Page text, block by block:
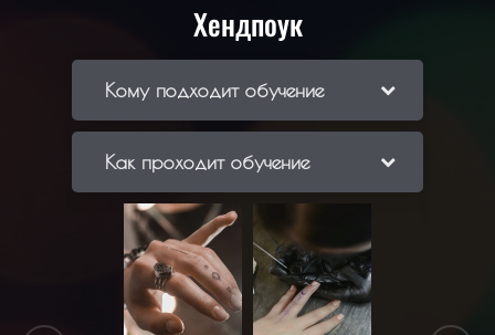
Хендпоук
Кому подходит обучение
Как проходит обучение